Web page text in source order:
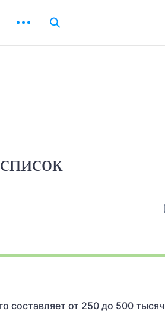
составляет от 250 до 500 тысяч